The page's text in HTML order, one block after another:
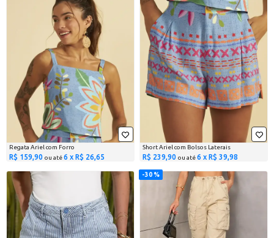
Regata Ariel com Forro
R$ 159,90 ou até6 x R$ 26,65
Short Ariel com Bolsos Laterais
R$ 239,90 ou até6 x R$ 39,98
30 %